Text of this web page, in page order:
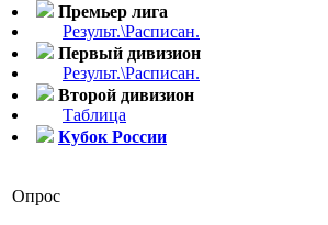
Премьер лига
Результ.\Расписан.
Первый дивизион
Результ.\Расписан.
Второй дивизион
Таблица
Кубок России
Опрос